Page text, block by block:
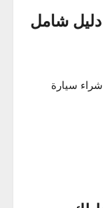
شامل
سيارة